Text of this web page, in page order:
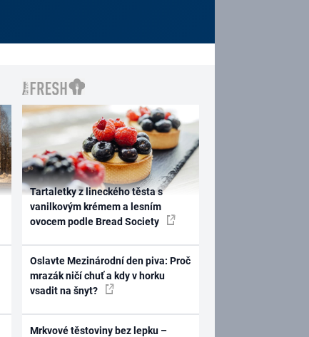
Tartaletky z lineckého těsta s
vanilkovým krémem a lesním
ovocem podle Bread Society
Oslavte Mezinárodní den piva: Proč
mrazák ničí chuť a kdy v horku
vsadit na šnyt?
Mrkvové těstoviny bez lepku –